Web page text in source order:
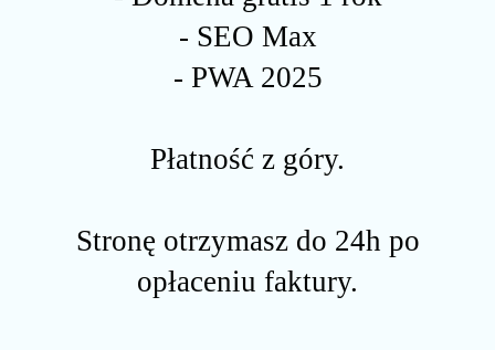
- SEO Max
- PWA 2025
Płatność z góry.
Stronę otrzymasz do 24h po
opłaceniu faktury.